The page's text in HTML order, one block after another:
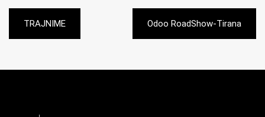
Post
navigation
TRAJNIME Odoo RoadShow-Tirana